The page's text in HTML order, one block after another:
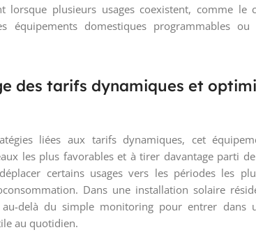
lorsque plusieurs usages coexistent, comme le
équipements domestiques programmables
des tarifs dynamiques et
liées aux tarifs dynamiques, cet
les plus favorables et à tirer davantage parti
certains usages vers les périodes les
Dans une installation solaire
au-delà du simple monitoring pour entrer dans
au quotidien.